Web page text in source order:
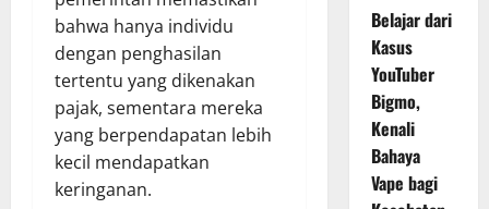
bahwa hanya individu
dengan penghasilan
tertentu yang dikenakan
pajak, sementara mereka
yang berpendapatan lebih
kecil mendapatkan
keringanan.
Belajar dari
Kasus
YouTuber
Bigmo,
Kenali
Bahaya
Vape bagi